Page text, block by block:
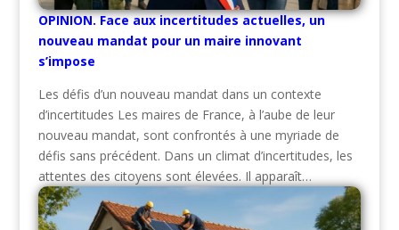
OPINION. Face aux incertitudes actuelles, un
nouveau mandat pour un maire innovant
s’impose
Les défis d’un nouveau mandat dans un contexte
d’incertitudes Les maires de France, à l’aube de leur
nouveau mandat, sont confrontés à une myriade de
défis sans précédent. Dans un climat d’incertitudes, les
attentes des citoyens sont élevées. Il apparaît…